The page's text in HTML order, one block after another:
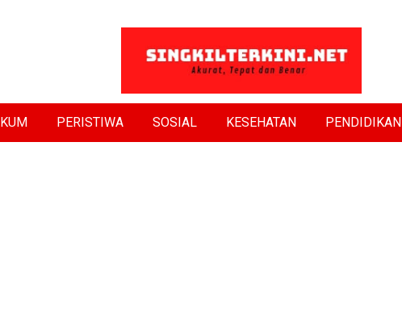
PERISTIWA SOSIAL KESEHATAN PENDIDIKAN